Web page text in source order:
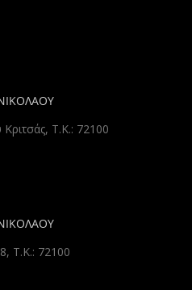
Τ.Κ.: 72100
Τ.Κ.: 72100